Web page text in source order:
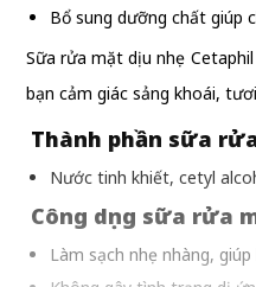
Bổ sung dưỡng chất giúp
Sữa rửa mặt dịu nhẹ
bạn cảm giác sảng khoái,
Thành phần sữa
Nước tinh khiết, cetyl
Công dụng sữa rửa
Làm sạch nhẹ nhàng,